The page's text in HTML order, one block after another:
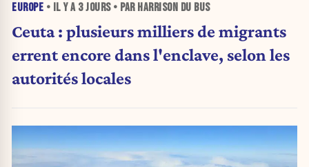
EUROPE • IL Y A 3 JOURS• PAR HARRISON DU BUS
Ceuta : plusieurs milliers de migrants
errent encore dans l'enclave, selon les
autorités locales